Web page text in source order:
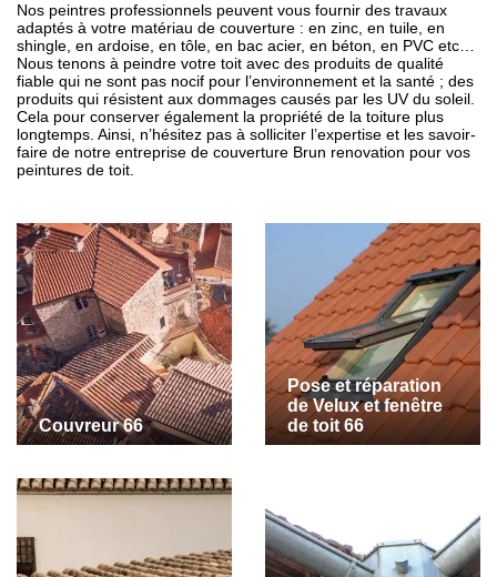
Nos peintres professionnels peuvent vous fournir des travaux
adaptés à votre matériau de couverture : en zinc, en tuile, en
shingle, en ardoise, en tôle, en bac acier, en béton, en PVC etc…
Nous tenons à peindre votre toit avec des produits de qualité
fiable qui ne sont pas nocif pour l’environnement et la santé ; des
produits qui résistent aux dommages causés par les UV du soleil.
Cela pour conserver également la propriété de la toiture plus
longtemps. Ainsi, n’hésitez pas à solliciter l’expertise et les savoir-
faire de notre entreprise de couverture Brun renovation pour vos
peintures de toit.
Couvreur 66
Pose et réparation
de Velux et fenêtre
de toit 66